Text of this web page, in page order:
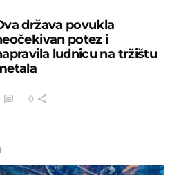
država povukla
potez i
ludnicu na tržištu
0